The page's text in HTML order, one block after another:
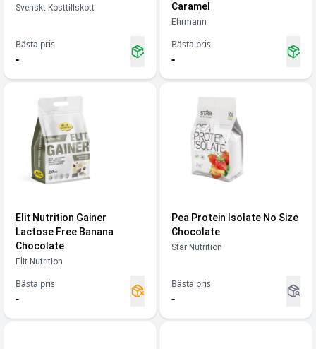
Svenskt Kosttillskott
Bästa pris
-
Caramel
Ehrmann
Bästa pris
-
Elit Nutrition Gainer
Lactose Free Banana
Chocolate
Elit Nutrition
Bästa pris
-
Pea Protein Isolate No Size
Chocolate
Star Nutrition
Bästa pris
-